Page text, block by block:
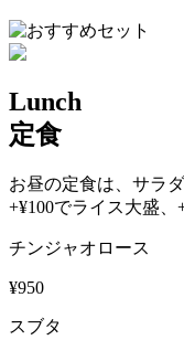
Lunch
定食
お昼の定食は、サラ
+¥100でライス大盛、
チンジャオロース
¥950
スブタ